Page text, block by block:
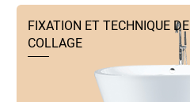
FIXATION ET TECHNIQUE DE
COLLAGE